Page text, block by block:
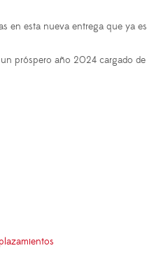
en esta nueva entrega que ya
próspero año 2024 cargado